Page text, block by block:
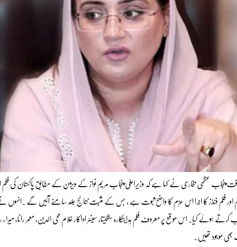
عظمیٰ بخاری نے کہا ہے کہ وزیراعلیٰ پنجاب مریم نواز کے ویژن کے مطابق پاکستان کی فلم
فلم فنڈز کا اجرا اس عزم کا واضح ثبوت ہے ، جس کے مثبت نتائج جلد سامنے آئیں گے ۔انہوں نے
کیا۔ اس موقع پر معروف فلم ہدایتکارہ سنگیتا، سینئر اداکار غلام محی الدین، معمر رانا، میرا ،
موجود تھیں۔